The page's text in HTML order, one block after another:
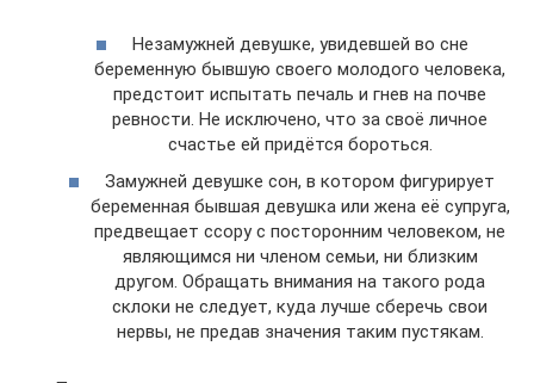
Незамужней девушке, увидевшей во сне
беременную бывшую своего молодого человека,
предстоит испытать печаль и гнев на почве
ревности. Не исключено, что за своё личное
счастье ей придётся бороться.
Замужней девушке сон, в котором фигурирует
беременная бывшая девушка или жена её супруга,
предвещает ссору с посторонним человеком, не
являющимся ни членом семьи, ни близким
другом. Обращать внимания на такого рода
склоки не следует, куда лучше сберечь свои
нервы, не предав значения таким пустякам.